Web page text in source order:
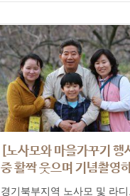
[노사모와 마을가꾸기 행
중 활짝 웃으며 기념촬영
는 노무현 전 대통령]
경기북부지역 노사모 및 라